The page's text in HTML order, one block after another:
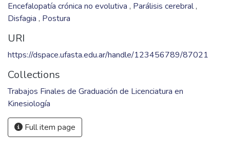
Encefalopatía crónica no evolutiva , Parálisis cerebral,
Disfagia , Postura
URI
https://dspace.ufasta.edu.ar/handle/123456789/87021
Collections
Trabajos Finales de Graduación de Licenciatura en
Kinesiología
Full item page